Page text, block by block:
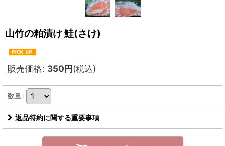
山竹の粕漬け 鮭(さけ)
販売価格: 350円(税込)
数量:
返品特約に関する重要事項